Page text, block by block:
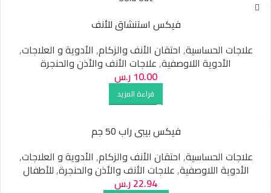
فيكس استنشاق للأنف
علاجات الحساسية, احتقان الأنف والزكام, الأدوية و العلاجات,
الأدوية اللاوصفية,علاجات الأنف والأذن والحنجرة
10.00 ر.س
قراءة المزيد
فيكس بيبى راب 50 جم
علاجات الحساسية, احتقان الأنف والزكام, الأدوية و العلاجات,
الأدوية اللاوصفية,علاجات الأنف والأذن والحنجرة,للأطفال
22.94ر.س